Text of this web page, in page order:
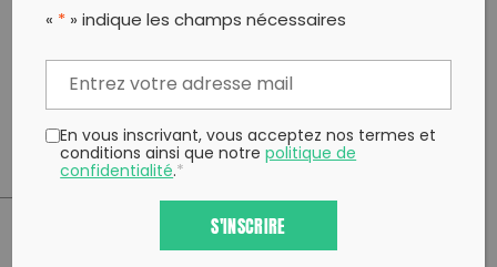
cadre des mesures barrières covid19.
Renseignements et inscriptions par mail ou tél :
contact@environat.fr – 06 98 99 37 79
Prenez vos gants, nous pourrons également en
prêter quelques paires.
PARTAGER CET ARTICLE:
« * » indique les champs nécessaires
En vous inscrivant, vous acceptez nos termes et
conditions ainsi que notrepolitique de
confidentialité.*
S'INSCRIRE